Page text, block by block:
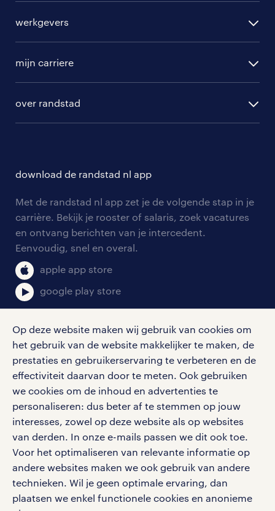
Op deze website maken wij gebruik van cookies om
het gebruik van de website makkelijker te maken, de
prestaties en gebruikerservaring te verbeteren en de
effectiviteit daarvan door te meten. Ook gebruiken
we cookies om de inhoud en advertenties te
personaliseren: dus beter af te stemmen op jouw
interesses, zowel op deze website als op websites
van derden. In onze e-mails passen we dit ook toe.
Voor het optimaliseren van relevante informatie op
andere websites maken we ook gebruik van andere
technieken. Wil je geen optimale ervaring, dan
plaatsen we enkel functionele cookies en anonieme
randstad professional
randstad digital
werkgevers
hr-diensten
branches
tarieven
personeel gezocht
aanmelden nieuwsbrief
mijn carriere
solliciteren
blogs en artikelen
salarischecker
bruto-netto calculator
over randstad
onze vestigingen
pers
klachten en misstanden
download de randstad nl app
Met de randstad nl app zet je de volgende stap in je
carrière. Bekijk je rooster of salaris, zoek vacatures
en ontvang berichten van je intercedent.
Eenvoudig, snel en overal.
apple app store
google play store
social media
Volg ons voor de leukste content omtrent
vacatures, solliciteren en inspiratie.
werken bij randstad
gebruikersvoorwaarden
privacystatement